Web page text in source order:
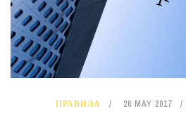
ПРАВИЛА 26 MAY 2017